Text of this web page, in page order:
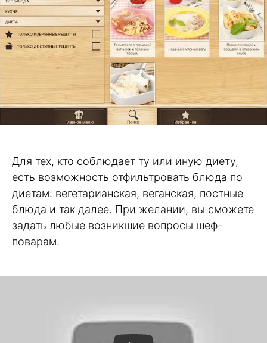
Для тех, кто соблюдает ту или иную диету,
есть возможность отфильтровать блюда по
диетам: вегетарианская, веганская, постные
блюда и так далее. При желании, вы сможете
задать любые возникшие вопросы шеф-
поварам.